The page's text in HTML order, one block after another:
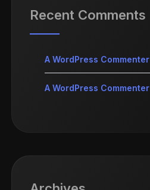
Recent Comments
A WordPress Commenter
A WordPress Commenter